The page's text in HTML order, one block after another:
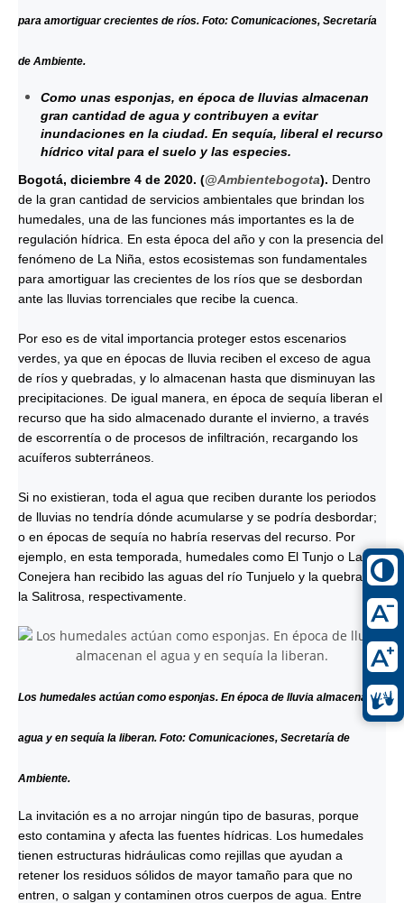
para amortiguar crecientes de ríos. Foto: Comunicaciones, Secretaría
de Ambiente.
Como unas esponjas, en época de lluvias almacenan
gran cantidad de agua y contribuyen a evitar
inundaciones en la ciudad. En sequía, liberal el recurso
hídrico vital para el suelo y las especies.
Bogotá, diciembre 4 de 2020. (@Ambientebogota). Dentro
de la gran cantidad de servicios ambientales que brindan los
humedales, una de las funciones más importantes es la de
regulación hídrica. En esta época del año y con la presencia del
fenómeno de La Niña, estos ecosistemas son fundamentales
para amortiguar las crecientes de los ríos que se desbordan
ante las lluvias torrenciales que recibe la cuenca.
Por eso es de vital importancia proteger estos escenarios
verdes, ya que en épocas de lluvia reciben el exceso de agua
de ríos y quebradas, y lo almacenan hasta que disminuyan las
precipitaciones. De igual manera, en época de sequía liberan el
recurso que ha sido almacenado durante el invierno, a través
de escorrentía o de procesos de infiltración, recargando los
acuíferos subterráneos.
Si no existieran, toda el agua que reciben durante los periodos
de lluvias no tendría dónde acumularse y se podría desbordar;
o en épocas de sequía no habría reservas del recurso. Por
ejemplo, en esta temporada, humedales como El Tunjo o La
Conejera han recibido las aguas del río Tunjuelo y la quebrada
la Salitrosa, respectivamente.
Los humedales actúan como esponjas. En época de lluvia almacenan el
agua y en sequía la liberan. Foto: Comunicaciones, Secretaría de
Ambiente.
La invitación es a no arrojar ningún tipo de basuras, porque
esto contamina y afecta las fuentes hídricas. Los humedales
tienen estructuras hidráulicas como rejillas que ayudan a
retener los residuos sólidos de mayor tamaño para que no
entren, o salgan y contaminen otros cuerpos de agua. Entre